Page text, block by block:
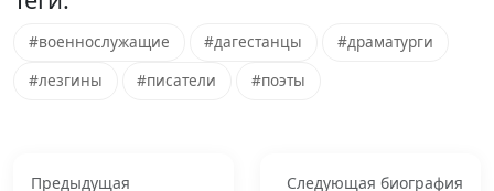
#военнослужащие #дагестанцы
#драматурги
#лезгины
#писатели #поэты
Предыдущая
Следующая биография